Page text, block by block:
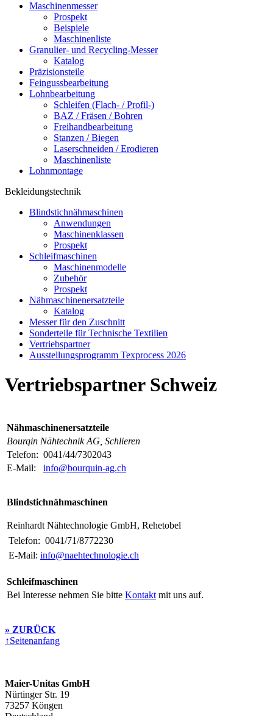
Maschinenmesser
Prospekt
Beispiele
Maschinenliste
Granulier- und Recycling-Messer
Katalog
Präzisionsteile
Feingussbearbeitung
Lohnbearbeitung
Schleifen (Flach- / Profil-)
BAZ / Fräsen / Bohren
Freihandbearbeitung
Stanzen / Biegen
Laserschneiden / Erodieren
Maschinenliste
Lohnmontage
Bekleidungstechnik
Blindstichnähmaschinen
Anwendungen
Maschinenklassen
Prospekt
Schleifmaschinen
Maschinenmodelle
Zubehör
Prospekt
Nähmaschinenersatzteile
Katalog
Messer für den Zuschnitt
Sonderteile für Technische Textilien
Vertriebspartner
Ausstellungsprogramm Texprocess 2026
Vertriebspartner Schweiz
Nähmaschinenersatzteile
Bourqin Nähtechnik AG, Schlieren
Telefon: 0041/44/7302043
E-Mail:
info@bourquin-ag.ch
Blindstichnähmaschinen
Reinhardt Nähtechnologie GmbH, Rehetobel
Telefon: 0041/71/8772230
E-Mail: info@naehtechnologie.ch
Schleifmaschinen
Bei Interesse nehmen Sie bitte Kontakt mit uns auf.
» ZURÜCK
↑Seitenanfang
Maier-Unitas GmbH
Nürtinger Str. 19
73257 Köngen